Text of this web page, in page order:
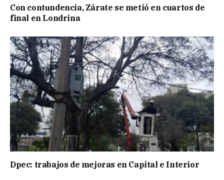
Con contundencia, Zárate se metió en cuartos de
final en Londrina
Dpec: trabajos de mejoras en Capital e Interior